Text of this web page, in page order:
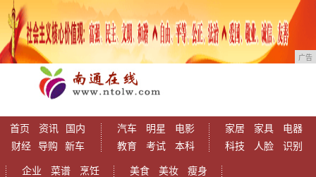
广告
首页 资讯
国内
财经
导购 新车
汽车 明星
电影
教育
考试 本科
家居 家具
电器
科技
人脸 识别
企业 菜谱
烹饪
美食 美妆
瘦身